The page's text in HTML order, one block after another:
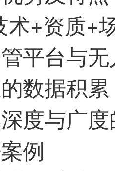
术+资质+
平台与
数据积
度与广
例